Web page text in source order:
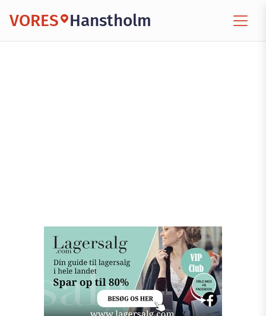
VORES Hanstholm